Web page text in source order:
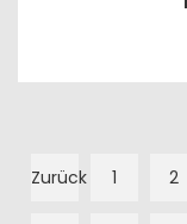
Zurück 1 2